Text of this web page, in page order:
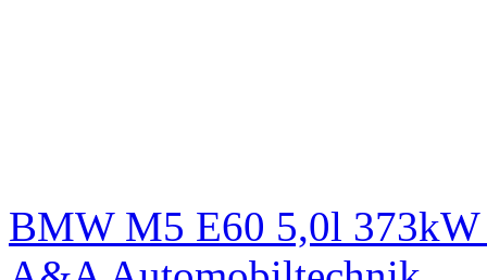
BMW M5 E60 5,0l